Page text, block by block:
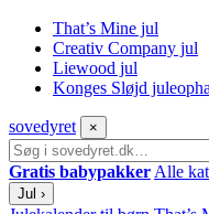
That’s Mine jul
Creativ Company jul
Liewood jul
Konges Sløjd
sovedyret ×
Gratis babypakker Alle
Jul ›